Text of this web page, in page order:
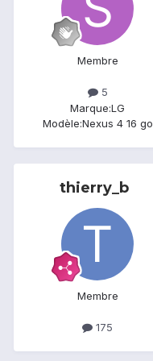
Membre
5
Marque:LG
Modèle:Nexus 4 16 go
thierry_b
Membre
175